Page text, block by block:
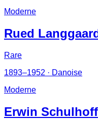
Moderne
Rued
Rare
1893–1952 · Danoise
Moderne
Erwin Schulhoff